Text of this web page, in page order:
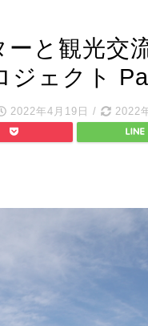
と観光交
ジェクト
2022年4月19日 / 2022